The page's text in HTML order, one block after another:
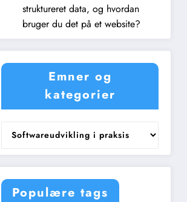
struktureret data, og hvordan
bruger du det på et website?
Emner og
kategorier
Emner
kategorier
Populære tags